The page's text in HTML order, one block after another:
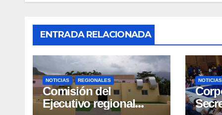
ENTRADA RELACIONADA
NOTICIAS REGIONALES
Comisión del
Ejecutivo regional
NOTICIAS